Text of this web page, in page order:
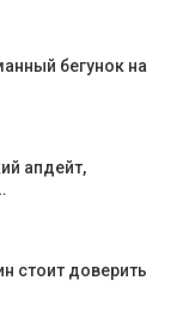
бегунок на
апдейт,
стоит доверить